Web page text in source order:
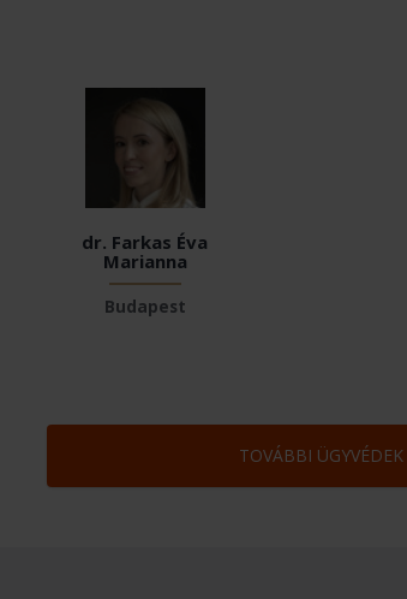
dr. Farkas Éva
Marianna
Budapest
TOVÁBBI ÜGYVÉDEK